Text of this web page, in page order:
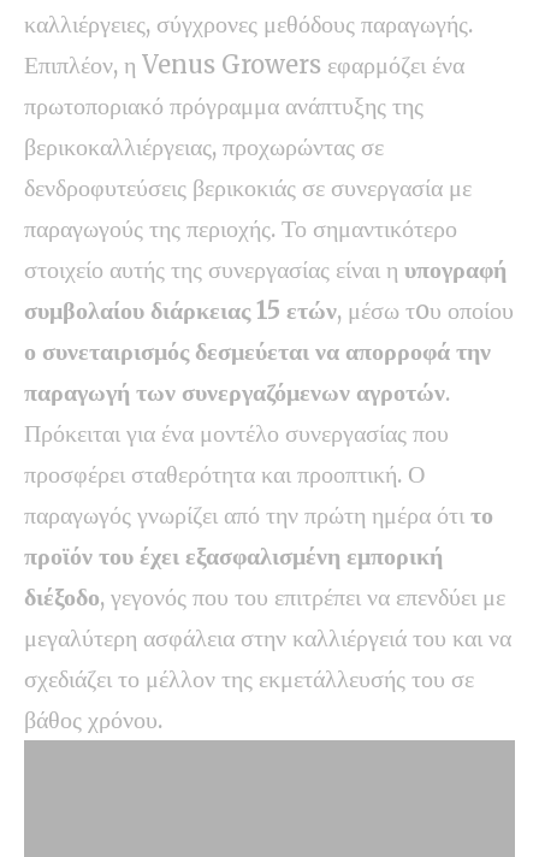
καλλιέργειες, σύγχρονες μεθόδους παραγωγής.
Επιπλέον, η Venus Growers εφαρμόζει ένα
πρωτοποριακό πρόγραμμα ανάπτυξης της
βερικοκαλλιέργειας, προχωρώντας σε
δενδροφυτεύσεις βερικοκιάς σε συνεργασία με
παραγωγούς της περιοχής. Το σημαντικότερο
στοιχείο αυτής της συνεργασίας είναι η υπογραφή
συμβολαίου διάρκειας 15 ετών, μέσω τoυ οποίου
ο συνεταιρισμός δεσμεύεται να απορροφά την
παραγωγή των συνεργαζόμενων αγροτών.
Πρόκειται για ένα μοντέλο συνεργασίας που
προσφέρει σταθερότητα και προοπτική. Ο
παραγωγός γνωρίζει από την πρώτη ημέρα ότι το
προϊόν του έχει εξασφαλισμένη εμπορική
διέξοδο, γεγονός που του επιτρέπει να επενδύει με
μεγαλύτερη ασφάλεια στην καλλιέργειά του και να
σχεδιάζει το μέλλον της εκμετάλλευσής του σε
βάθος χρόνου.